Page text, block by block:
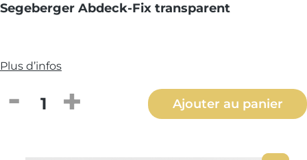
Segeberger Abdeck-Fix transparent
Plus d’infos
Quantité de produit : Entrez la
Ajouter au panier